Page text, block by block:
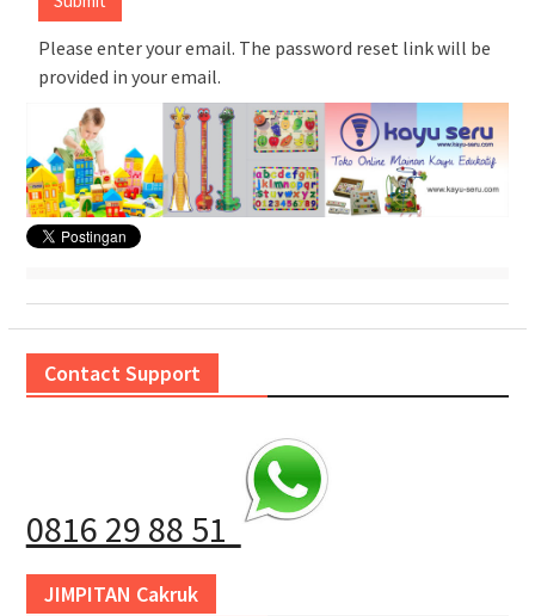
Please enter your email. The password reset link will be
provided in your email.
Contact Support
0816 29 88 51
JIMPITAN Cakruk